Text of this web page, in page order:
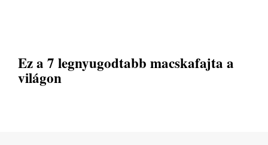
Ez a 7 legnyugodtabb macskafajta a
világon